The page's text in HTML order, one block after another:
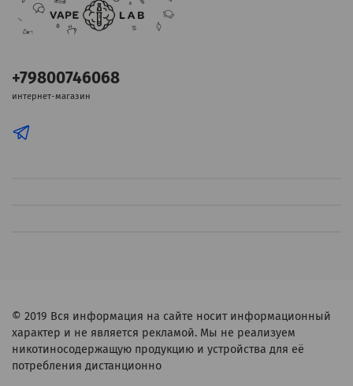
+79800746068
интернет-магазин
© 2019 Вся информация на сайте носит информационный
характер и не является рекламой. Мы не реализуем
никотиносодержащую продукцию и устройства для её
потребления дистанционно